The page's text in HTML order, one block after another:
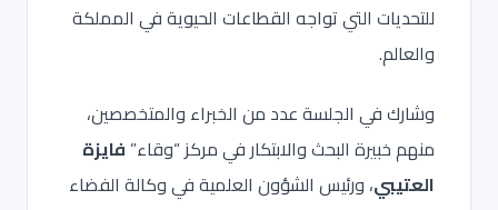
للتحديات التي تواجه القطاعات الحيوية في المملكة
والعالم.
وشارك في الجلسة عدد من الخبراء والمتخصصين،
منهم خبيرة البحث والابتكار في مركز “وقاء” فايزة
العتيبي، ورئيس الشؤون العلمية في وكالة الفضاء